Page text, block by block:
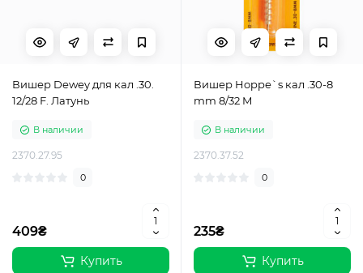
Вишер Dewey для кал .30.
12/28 F. Латунь
В наличии
2370.27.95
0
409₴
Купить
Вишер Hoppe`s кал .30-8
mm 8/32 M
В наличии
2370.37.52
0
235₴
Купить